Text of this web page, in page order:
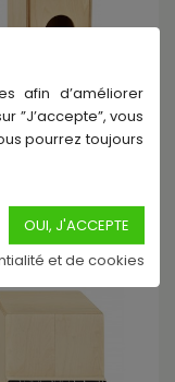
- CAIXON FACADE
ONYX
101,00 €
afin d’améliorer
”J’accepte”, vous
pourrez toujours
et de cookies